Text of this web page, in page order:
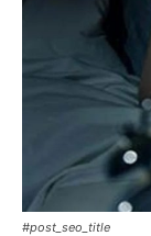
#post_seo_title